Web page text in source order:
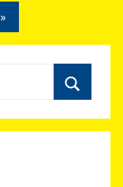
Sonraki
»